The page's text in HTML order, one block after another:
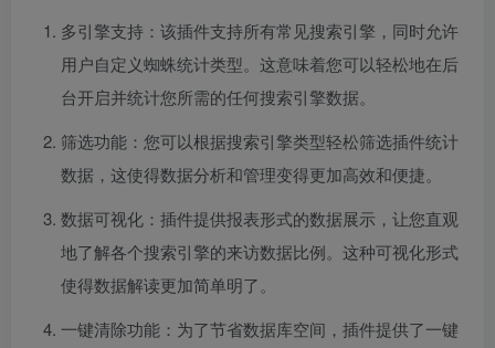
多引擎支持：该插件支持所有常见搜索引擎，同时允许
用户自定义蜘蛛统计类型。这意味着您可以轻松地在后
台开启并统计您所需的任何搜索引擎数据。
筛选功能：您可以根据搜索引擎类型轻松筛选插件统计
数据，这使得数据分析和管理变得更加高效和便捷。
数据可视化：插件提供报表形式的数据展示，让您直观
地了解各个搜索引擎的来访数据比例。这种可视化形式
使得数据解读更加简单明了。
一键清除功能：为了节省数据库空间，插件提供了一键